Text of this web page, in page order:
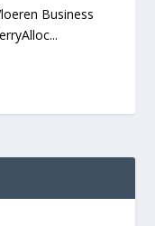
Business